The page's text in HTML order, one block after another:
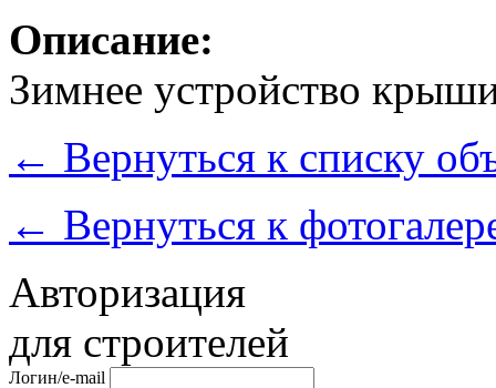
Описание:
Зимнее устройство
← Вернуться к списку
← Вернуться к
Авторизация
для строителей
Логин/e-mail